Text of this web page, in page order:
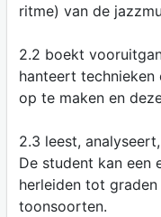
ritme) van de
2.2 boekt
hanteert
op te maken en
2.3 leest,
De student kan een
herleiden tot
toonsoorten.